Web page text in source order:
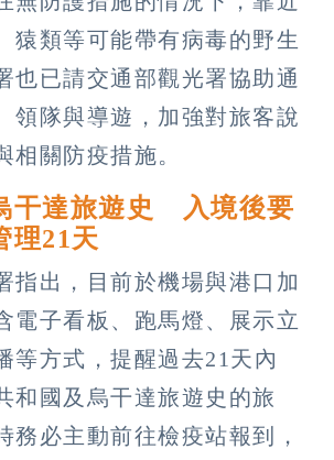
猿類等可能帶有病毒的野生
也已請交通部觀光署協助通
領隊與導遊，加強對旅客說
相關防疫措施。
干達旅遊史 入境後要
理21天
指出，目前於機場與港口加
電子看板、跑馬燈、展示立
等方式，提醒過去21天內
和國及烏干達旅遊史的旅
務必主動前往檢疫站報到，